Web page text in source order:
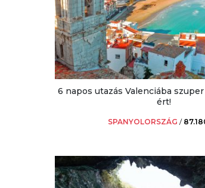
6 napos utazás Valenciába
ért!
SPANYOLORSZÁG /